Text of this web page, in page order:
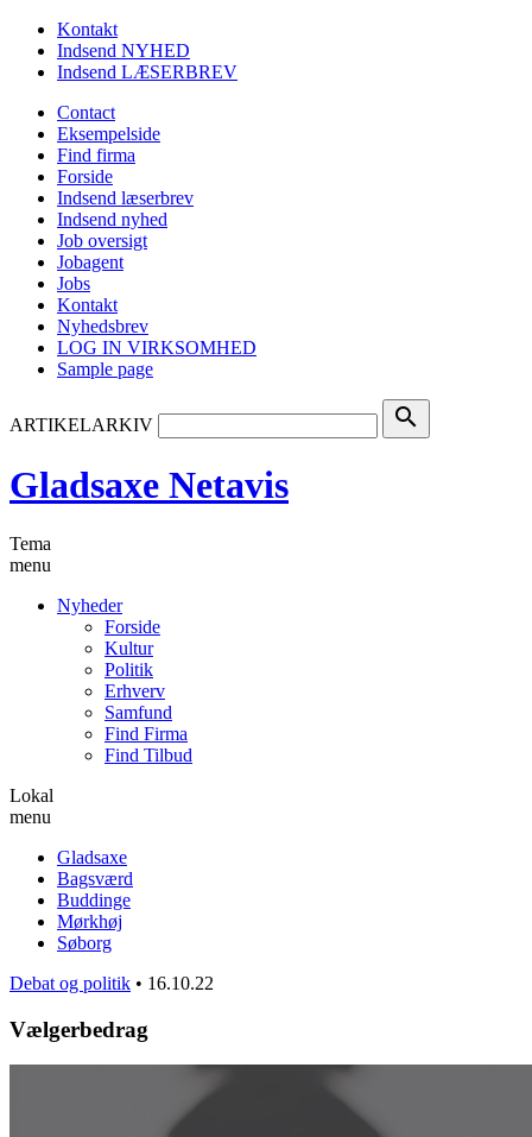
Kontakt
Indsend NYHED
Indsend LÆSERBREV
Contact
Eksempelside
Find firma
Forside
Indsend læserbrev
Indsend nyhed
Job oversigt
Jobagent
Jobs
Kontakt
Nyhedsbrev
LOG IN VIRKSOMHED
Sample page
ARTIKELARKIV search
Gladsaxe Netavis
Tema
menu
Nyheder
Forside
Kultur
Politik
Erhverv
Samfund
Find Firma
Find Tilbud
Lokal
menu
Gladsaxe
Bagsværd
Buddinge
Mørkhøj
Søborg
Debat og politik • 16.10.22
Vælgerbedrag